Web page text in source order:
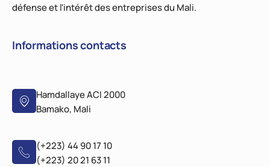
défense et l'intérêt des entreprises du Mali.
Informations contacts
Hamdallaye ACI 2000
Bamako, Mali
(+223) 44 90 17 10
(+223) 20 21 63 11